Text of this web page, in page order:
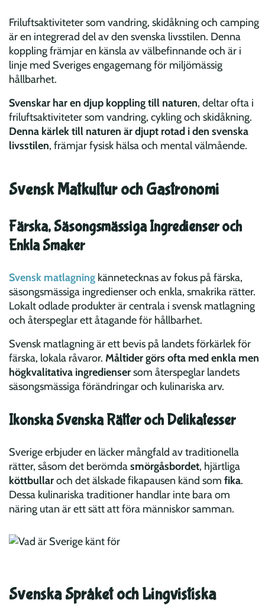
Friluftsaktiviteter som vandring, skidåkning och camping
är en integrerad del av den svenska livsstilen. Denna
koppling främjar en känsla av välbefinnande och är i
linje med Sveriges engagemang för miljömässig
hållbarhet.
Svenskar har en djup koppling till naturen, deltar ofta i
friluftsaktiviteter som vandring, cykling och skidåkning.
Denna kärlek till naturen är djupt rotad i den svenska
livsstilen, främjar fysisk hälsa och mental välmående.
Svensk Matkultur och Gastronomi
Färska, Säsongsmässiga Ingredienser och
Enkla Smaker
Svensk matlagning kännetecknas av fokus på färska,
säsongsmässiga ingredienser och enkla, smakrika rätter.
Lokalt odlade produkter är centrala i svensk matlagning
och återspeglar ett åtagande för hållbarhet.
Svensk matlagning är ett bevis på landets förkärlek för
färska, lokala råvaror. Måltider görs ofta med enkla men
högkvalitativa ingrediensersom återspeglar landets
säsongsmässiga förändringar och kulinariska arv.
Ikonska Svenska Rätter och Delikatesser
Sverige erbjuder en läcker mångfald av traditionella
rätter, såsom det berömdasmörgåsbordet, hjärtliga
köttbullaroch det älskade fikapausen känd som fika.
Dessa kulinariska traditioner handlar inte bara om
näring utan är ett sätt att föra människor samman.
Svenska Språket och Lingvistiska